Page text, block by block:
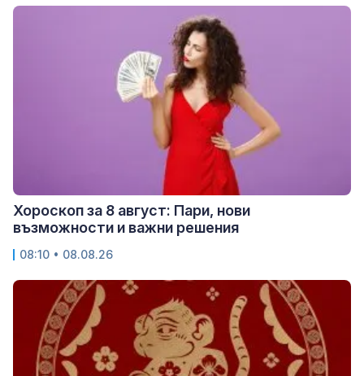
Хороскоп за 8 август: Пари, нови
възможности и важни решения
08:10 • 08.08.26